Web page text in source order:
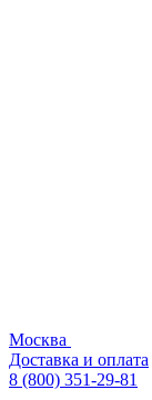
Москва
Доставка и оплата
8 (800) 351-29-81